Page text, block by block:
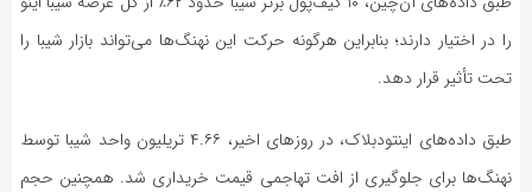
را در اختیار دارند؛ بنابراین هرگونه حرکت این نهنگ‌ها می‌تواند بازار شیبا را
تحت تأثیر قرار دهد.
طبق داده‌های اینتودبلاک، در روز‌های اخیر، ۴.۶۶ تریلیون واحد شیبا توسط
نهنگ‌ها برای جلوگیری از افت تهاجمی قیمت خریداری شد. همچنین حجم